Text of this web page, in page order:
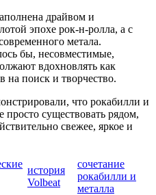
драйвом и
эпохе рок-н-ролла, а с
метала.
бы, несовместимые,
вдохновлять как
на поиск и творчество.
что рокабилли и
существовать рядом,
свежее, яркое и
история
Volbeat
сочетание
рокабилли и
металла